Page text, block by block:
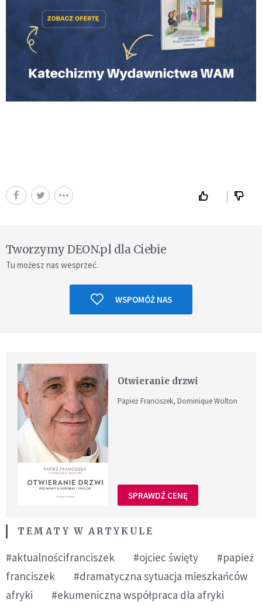
Tworzymy DEON.pl dla Ciebie
Tu możesz nas wesprzeć.
WSPOMÓŻ NAS
Otwieranie drzwi
Papież Franciszek, Dominique Wolton
SPRAWDŹ CENĘ
TEMATY W ARTYKULE
#aktualnościfranciszek #ojciec święty
#papież
franciszek
#dramatyczna sytuacja mieszkańców
afryki
#ekumeniczna współpraca dla afryki